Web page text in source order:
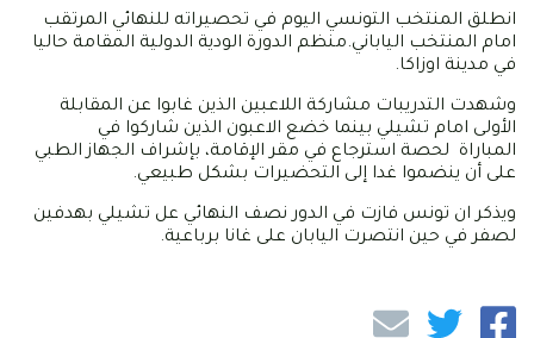
انطلق المنتخب التونسي اليوم في تحصيراته للنهائي المرتقب
امام المنتخب الياباني.منظم الدورة الودية الدولية المقامة حاليا
في مدينة اوزاكا.
وشهدت التدريبات مشاركة اللاعبين الذين غابوا عن المقابلة
الأولى امام تشيلي بينما خضع الاعبون الذين شاركوا في
المباراة لحصة استرجاع في مقر الإقامة، بإشراف الجهاز الطبي
على أن ينضموا غدا إلى التحضيرات بشكل طبيعي.
ويذكر ان تونس فازت في الدور نصف النهائي عل تشيلي بهدفين
لصفر في حين انتصرت اليابان على غانا برباعية.